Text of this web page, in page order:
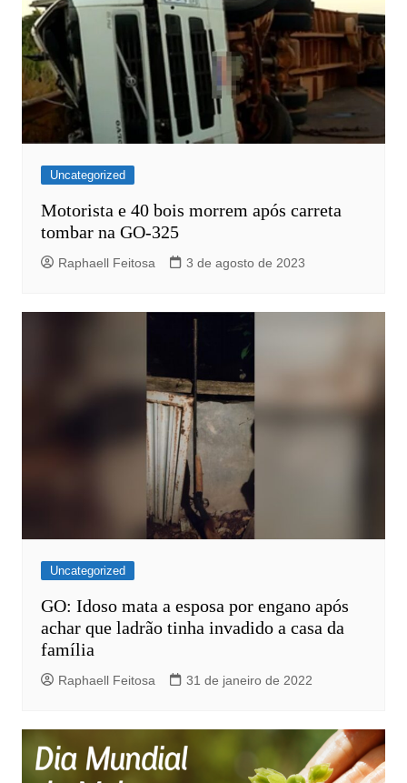
Uncategorized
Motorista e 40 bois morrem após carreta
tombar na GO-325
Raphaell Feitosa 3 de agosto de 2023
Uncategorized
GO: Idoso mata a esposa por engano após
achar que ladrão tinha invadido a casa da
família
Raphaell Feitosa 31 de janeiro de 2022